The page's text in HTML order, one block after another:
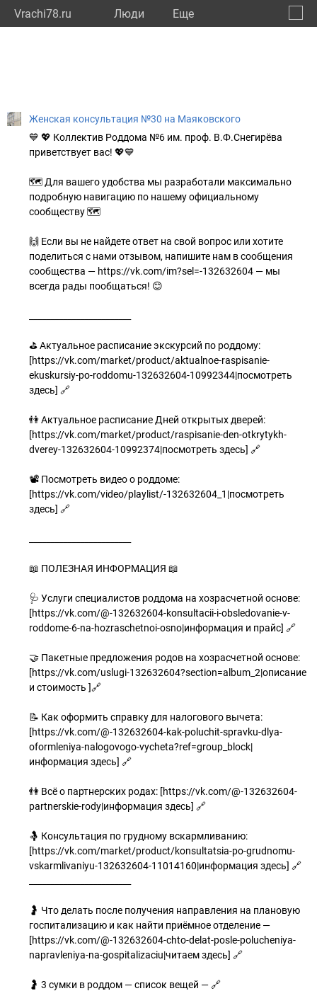
Vrachi78.ru Люди Eще
Женская консультация №30 на Маяковского
💙 💖 Коллектив Роддома №6 им. проф. В.Ф.Снегирёва
приветствует вас! 💖💙
🗺 Для вашего удобства мы разработали максимально
подробную навигацию по нашему официальному
сообществу 🗺
🙌 Если вы не найдете ответ на свой вопрос или хотите
поделиться с нами отзывом, напишите нам в сообщения
сообщества — https://vk.com/im?sel=-132632604 — мы
всегда рады пообщаться! 😊
⛳ Актуальное расписание экскурсий по роддому:
[https://vk.com/market/product/aktualnoe-raspisanie-
ekuskursiy-po-roddomu-132632604-10992344|посмотреть
здесь] 🔗
👫 Актуальное расписание Дней открытых дверей:
[https://vk.com/market/product/raspisanie-den-otkrytykh-
dverey-132632604-10992374|посмотреть здесь] 🔗
📽 Посмотреть видео о роддоме:
[https://vk.com/video/playlist/-132632604_1|посмотреть
здесь] 🔗
📖 ПОЛЕЗНАЯ ИНФОРМАЦИЯ 📖
🩺 Услуги специалистов роддома на хозрасчетной основе:
[https://vk.com/@-132632604-konsultacii-i-obsledovanie-v-
roddome-6-na-hozraschetnoi-osno|информация и прайс] 🔗
🤝 Пакетные предложения родов на хозрасчетной основе:
[https://vk.com/uslugi-132632604?section=album_2|описание
и стоимость ]🔗
📝 Как оформить справку для налогового вычета:
[https://vk.com/@-132632604-kak-poluchit-spravku-dlya-
oformleniya-nalogovogo-vycheta?ref=group_block|
информация здесь] 🔗
👫 Всё о партнерских родах: [https://vk.com/@-132632604-
partnerskie-rody|информация здесь] 🔗
🤱 Консультация по грудному вскармливанию:
[https://vk.com/market/product/konsultatsia-po-grudnomu-
vskarmlivaniyu-132632604-11014160|информация здесь] 🔗
🤰 Что делать после получения направления на плановую
госпитализацию и как найти приёмное отделение —
[https://vk.com/@-132632604-chto-delat-posle-polucheniya-
napravleniya-na-gospitalizaciu|читаем здесь] 🔗
🤰 3 сумки в роддом — список вещей — 🔗